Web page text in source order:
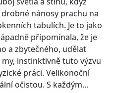
nánosy prachu na
tabulích. Je to jako
připomínala, že je
a zbytečného, udělat
instinktivně tuto výzvu
práci. Velikonoční
očistou. S každým...